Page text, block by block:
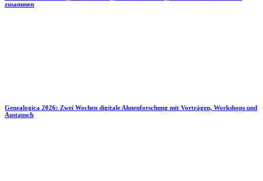
zusammen
Genealogica 2026: Zwei Wochen digitale Ahnenforschung mit Vorträgen, Workshops und
Austausch